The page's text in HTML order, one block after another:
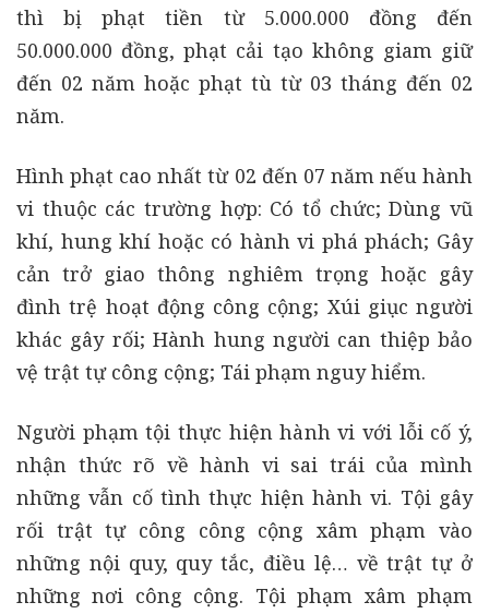
thì bị phạt tiền từ 5.000.000 đồng đến
50.000.000 đồng, phạt cải tạo không giam giữ
đến 02 năm hoặc phạt tù từ 03 tháng đến 02
năm.
Hình phạt cao nhất từ 02 đến 07 năm nếu hành
vi thuộc các trường hợp: Có tổ chức; Dùng vũ
khí, hung khí hoặc có hành vi phá phách; Gây
cản trở giao thông nghiêm trọng hoặc gây
đình trệ hoạt động công cộng; Xúi giục người
khác gây rối; Hành hung người can thiệp bảo
vệ trật tự công cộng; Tái phạm nguy hiểm.
Người phạm tội thực hiện hành vi với lỗi cố ý,
nhận thức rõ về hành vi sai trái của mình
những vẫn cố tình thực hiện hành vi. Tội gây
rối trật tự công công cộng xâm phạm vào
những nội quy, quy tắc, điều lệ… về trật tự ở
những nơi công cộng. Tội phạm xâm phạm